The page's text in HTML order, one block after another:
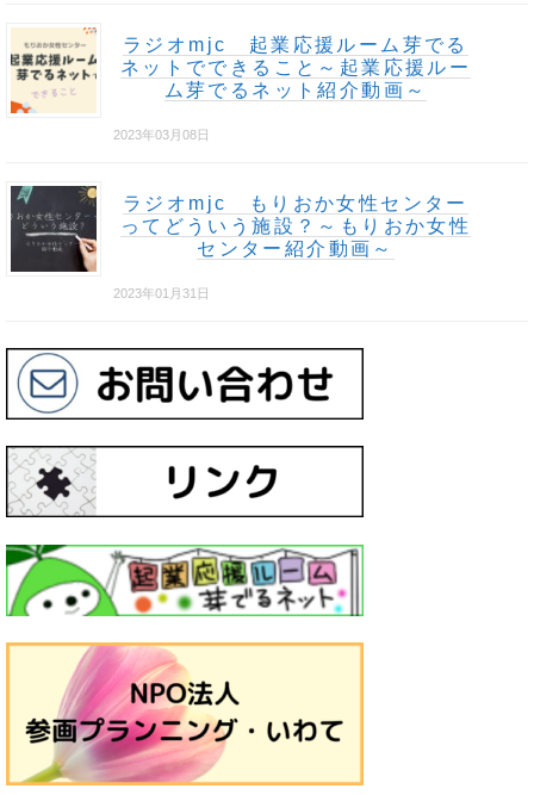
ラジオmjc 起業応援ルーム芽でる
ネットでできること～起業応援ルー
ム芽でるネット紹介動画～
2023年03月08日
ラジオmjc もりおか女性センター
ってどういう施設？～もりおか女性
センター紹介動画～
2023年01月31日